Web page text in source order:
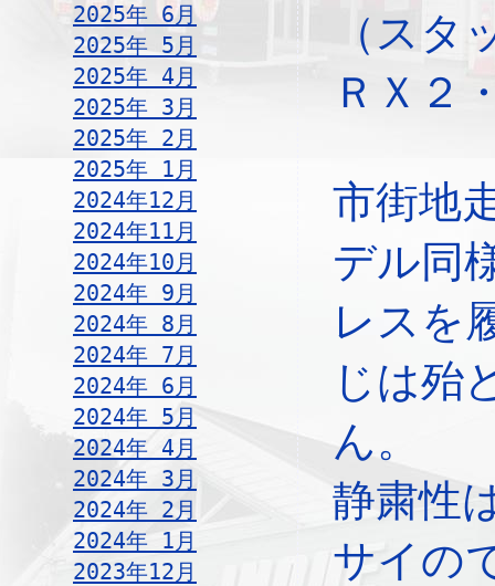
2025年 6月
2025年 5月
2025年 4月
2025年 3月
2025年 2月
2025年 1月
2024年12月
2024年11月
2024年10月
2024年 9月
2024年 8月
2024年 7月
2024年 6月
2024年 5月
2024年 4月
2024年 3月
2024年 2月
2024年 1月
2023年12月
（スタ
ＲＸ２
市街地
デル同
レスを
じは殆
ん。
静粛性
サイの